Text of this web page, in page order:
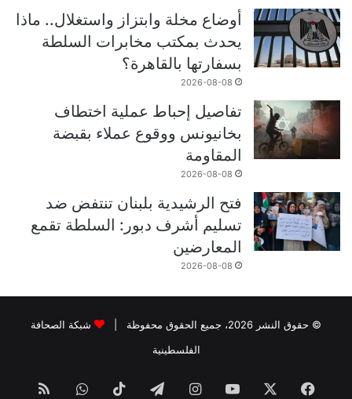
أوضاع مخلة وابتزاز واستغلال.. ماذا
يحدث بمكتب مخابرات السلطة
بسفارتها بالقاهرة؟
2026-08-08
تفاصيل إحباط عملية اختطاف
بخانيونس ووقوع عملاء بقبضة
المقاومة
2026-08-08
فتح الرشيدية بلبنان تنتفض ضد
تسليم أشرف دبور: السلطة تقمع
المعارضين
2026-08-08
© حقوق النشر 2026، جميع الحقوق محفوظة |
شبكة الصحافة
الفلسطينية
فيسبوك ‫YouTubeانستقرامتيلقرام ‫TikTokواتسابملخص